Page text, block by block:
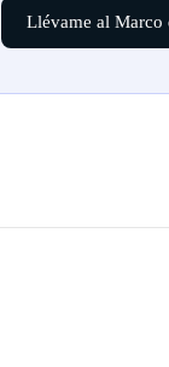
Llévame al Marco